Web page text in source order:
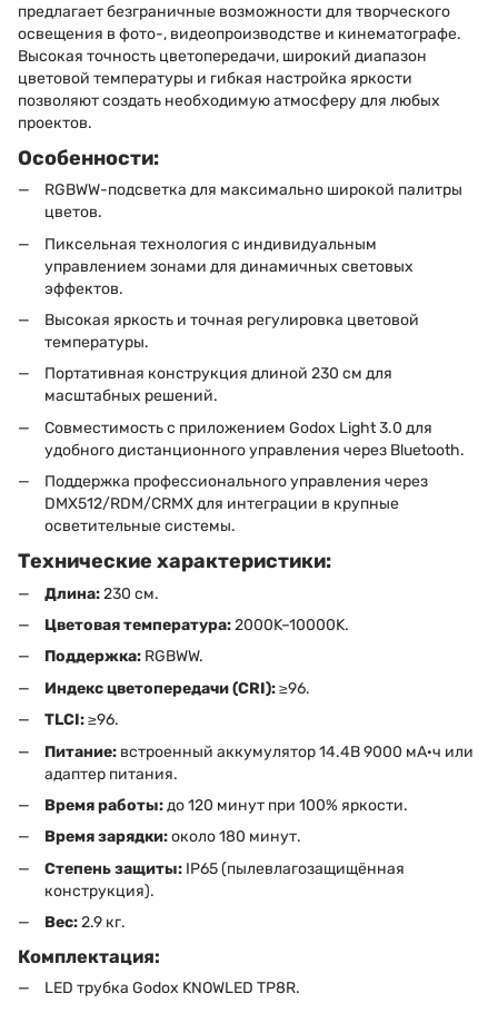
предлагает безграничные возможности для творческого
освещения в фото-, видеопроизводстве и кинематографе.
Высокая точность цветопередачи, широкий диапазон
цветовой температуры и гибкая настройка яркости
позволяют создать необходимую атмосферу для любых
проектов.
Особенности:
RGBWW-подсветка для максимально широкой палитры
цветов.
Пиксельная технология с индивидуальным
управлением зонами для динамичных световых
эффектов.
Высокая яркость и точная регулировка цветовой
температуры.
Портативная конструкция длиной 230 см для
масштабных решений.
Совместимость с приложением Godox Light 3.0 для
удобного дистанционного управления через Bluetooth.
Поддержка профессионального управления через
DMX512/RDM/CRMX для интеграции в крупные
осветительные системы.
Технические характеристики:
Длина:230 см.
Цветовая температура:2000K–10000K.
Поддержка: RGBWW.
Индекс цветопередачи (CRI):≥96.
TLCI:≥96.
Питание: встроенный аккумулятор 14.4В 9000 мА·ч или
адаптер питания.
Время работы:до 120 минут при 100% яркости.
Время зарядки:около 180 минут.
Степень защиты: IP65 (пылевлагозащищённая
конструкция).
Вес:2.9 кг.
Комплектация:
LED трубка Godox KNOWLED TP8R.